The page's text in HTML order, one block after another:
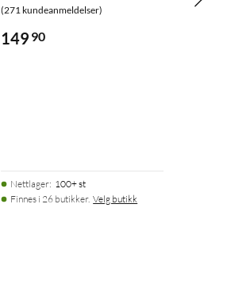
(271 kundeanmeldelser)
149 90
Nettlager: 100+ st
Finnes i 26 butikker. Velg butikk